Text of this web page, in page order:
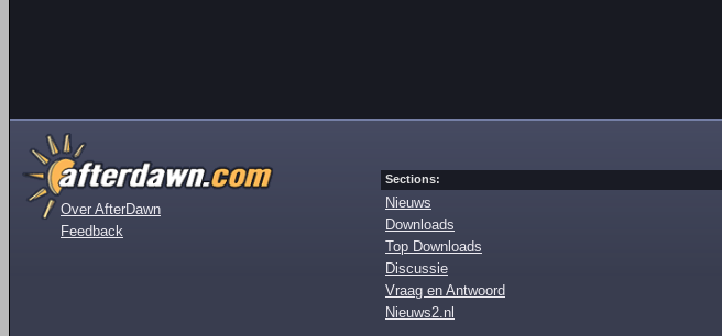
Over AfterDawn
Feedback
Sections:
Nieuws
Downloads
Top Downloads
Discussie
Vraag en Antwoord
Nieuws2.nl